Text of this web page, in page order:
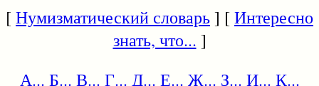
[Нумизматический словарь] [Интересно
знать, что... ]
А... Б... В... Г... Д... Е... Ж... З... И... К...